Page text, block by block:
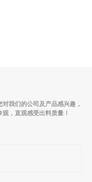
我们的公司及产品感兴趣，
，直观感受出料质量！